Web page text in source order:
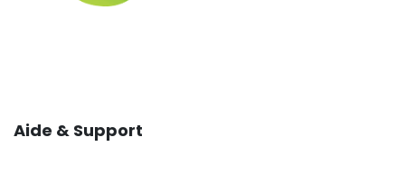
Aide & Support